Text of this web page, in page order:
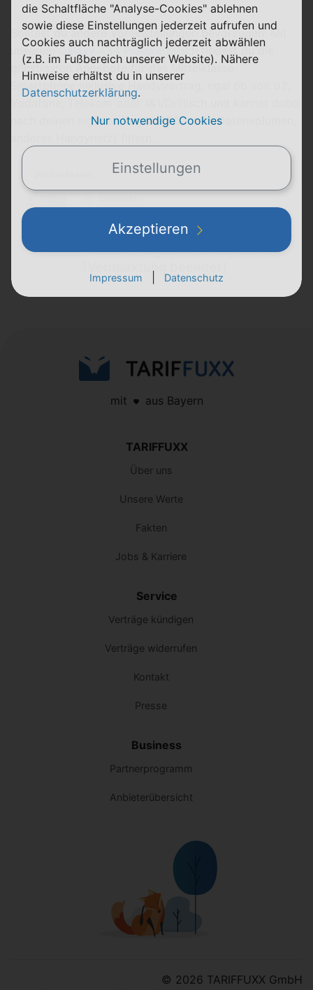
Solltest du andere Voreinstellungen bevorzugen: Mit
unseremGalaxy A54 Preisvergleichfindest du die
günstigsten Angebote für das Mittelklasse-
Smartphone inklusive Handyvertrag, egal ob von o2,
Vodafone, Telekom oder 1&1/Drillisch und kannst dabei
nach deinen eigenen Regeln (5G, mehr Datenvolumen,
Vertrag im Preisvergleich:
Aktuelle Angebote im Überblick
[Vermarktung beendet]
mit aus Bayern
TARIFFUXX
Über uns
Unsere Werte
Fakten
Jobs & Karriere
Service
Verträge kündigen
Verträge widerrufen
Kontakt
Presse
Business
Partnerprogramm
Anbieterübersicht
© 2026 TARIFFUXX GmbH
die Schaltfläche "Analyse-Cookies" ablehnen
sowie diese Einstellungen jederzeit aufrufen und
Cookies auch nachträglich jederzeit abwählen
(z.B. im Fußbereich unserer Website). Nähere
Hinweise erhältst du in unserer
Datenschutzerklärung.
Nur notwendige Cookies
Einstellungen
Akzeptieren
Impressum Datenschutz